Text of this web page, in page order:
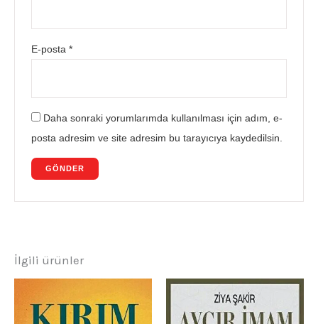
E-posta*
Daha sonraki yorumlarımda kullanılması için adım, e-
posta adresim ve site adresim bu tarayıcıya kaydedilsin.
İlgili ürünler